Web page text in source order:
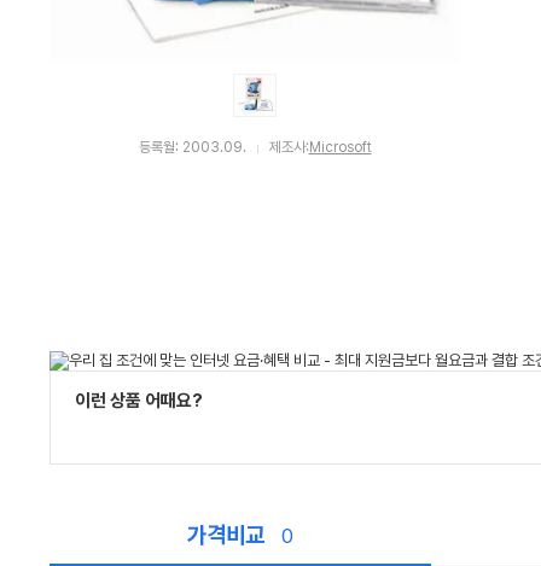
등록월: 2003.09. 제조사: Microsoft
이런 상품 어때요?
가격비교 0